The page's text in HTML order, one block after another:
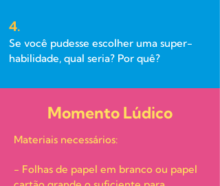
4.
Se você pudesse escolher uma super-
habilidade, qual seria? Por quê?
Momento Lúdico
Materiais necessários:
- Folhas de papel em branco ou papel